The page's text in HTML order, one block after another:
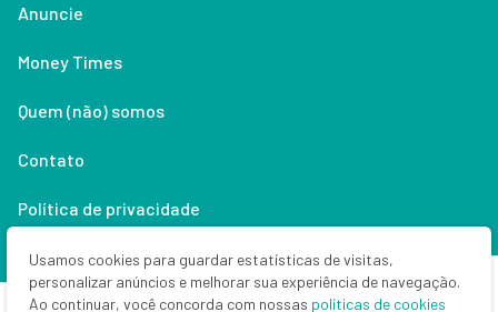
Anuncie
Money Times
Quem (não) somos
Contato
Política de privacidade
Lifestyle
Usamos cookies para guardar estatísticas de visitas,
personalizar anúncios e melhorar sua experiência de navegação.
Ao continuar, você concorda com nossas políticas de cookies